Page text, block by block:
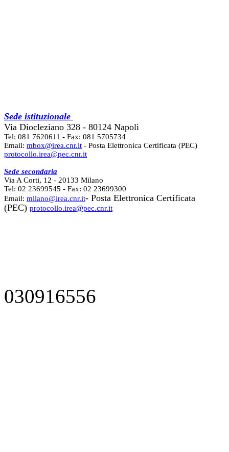
Sede istituzionale
Via Diocleziano 328 - 80124 Napoli
Tel: 081 7620611 - Fax: 081 5705734
Email: mbox@irea.cnr.it - Posta Elettronica Certificata (PEC)
protocollo.irea@pec.cnr.it
Sede secondaria
Via A Corti, 12 - 20133 Milano
Tel: 02 23699545 - Fax: 02 23699300
Email: milano@irea.cnr.it- Posta Elettronica Certificata
(PEC) protocollo.irea@pec.cnr.it
030916556